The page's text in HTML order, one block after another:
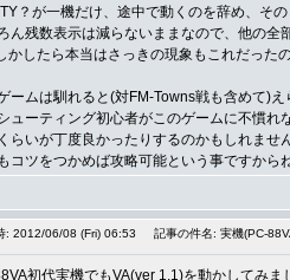
？が一機だけ、途中で動くのを辞め、そ
ん残数表示は減らないままなので、他の
かしたら本当はさっきの現象もこれだった
ームは馴れると(対FM-Towns戦も含めて)
ューティング初心者がこのゲームに不慣
らいが丁度良かったりするのかもしれませ
コツをつかめば攻略可能という事ですから
: 2012/06/08 (Fri) 06:53 記事の件名: 実機(PC-
初代実機でもVA(ver 1.1)を動かしてみま